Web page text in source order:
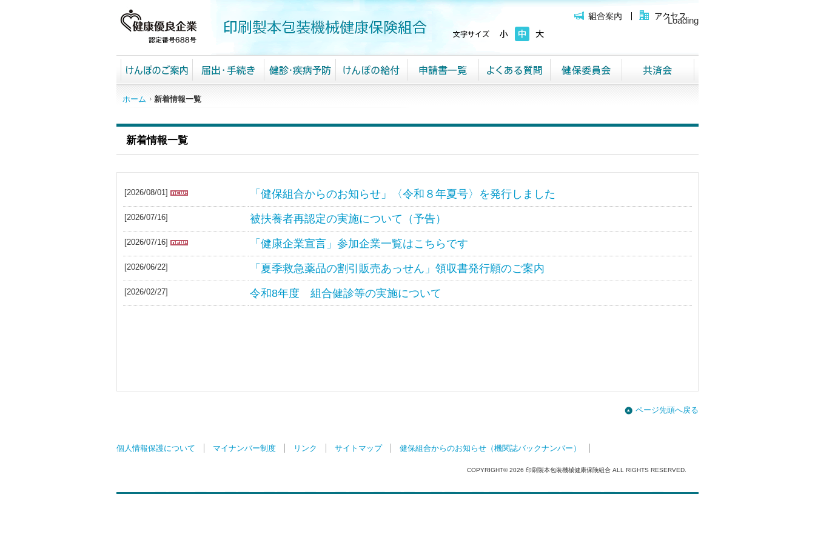
Loading
ホーム 新着情報一覧
新着情報一覧
[2026/08/01] 「健保組合からのお知らせ」〈令和８年夏号〉を発行しました
[2026/07/16] 被扶養者再認定の実施について（予告）
[2026/07/16] 「健康企業宣言」参加企業一覧はこちらです
[2026/06/22] 「夏季救急薬品の割引販売あっせん」領収書発行願のご案内
[2026/02/27] 令和8年度 組合健診等の実施について
ページ先頭へ戻る
個人情報保護について マイナンバー制度 リンク サイトマップ 健保組合からのお知らせ（機関誌バックナンバー）
COPYRIGHT©2026 印刷製本包装機械健康保険組合 ALL RIGHTS RESERVED.